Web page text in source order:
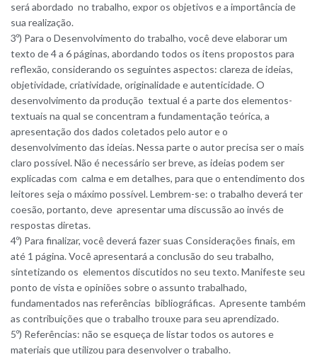
será abordado no trabalho, expor os objetivos e a importância de
sua realização.
3º) Para o Desenvolvimento do trabalho, você deve elaborar um
texto de 4 a 6 páginas, abordando todos os itens propostos para
reflexão, considerando os seguintes aspectos: clareza de ideias,
objetividade, criatividade, originalidade e autenticidade. O
desenvolvimento da produção textual é a parte dos elementos-
textuais na qual se concentram a fundamentação teórica, a
apresentação dos dados coletados pelo autor e o
desenvolvimento das ideias. Nessa parte o autor precisa ser o mais
claro possível. Não é necessário ser breve, as ideias podem ser
explicadas com calma e em detalhes, para que o entendimento dos
leitores seja o máximo possível. Lembrem-se: o trabalho deverá ter
coesão, portanto, deve apresentar uma discussão ao invés de
respostas diretas.
4º) Para finalizar, você deverá fazer suas Considerações finais, em
até 1 página. Você apresentará a conclusão do seu trabalho,
sintetizando os elementos discutidos no seu texto. Manifeste seu
ponto de vista e opiniões sobre o assunto trabalhado,
fundamentados nas referências bibliográficas. Apresente também
as contribuições que o trabalho trouxe para seu aprendizado.
5º) Referências: não se esqueça de listar todos os autores e
materiais que utilizou para desenvolver o trabalho.